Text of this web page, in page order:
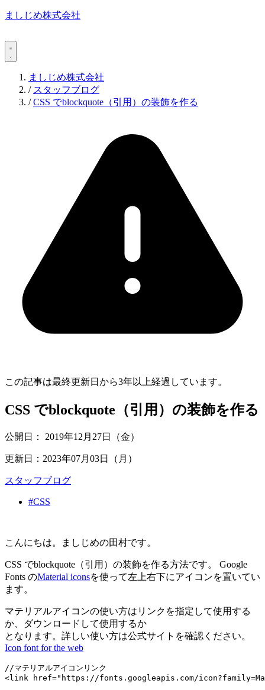
ましじめ株式会社
ましじめ株式会社
/ スタッフブログ
/ CSS でblockquote（引用）の装飾を作る
この記事は最終更新日から3年以上経過しています。
CSS でblockquote（引用）の装飾を作る
公開日： 2019年12月27日（金）
更新日： 2023年07月03日（月）
スタッフブログ
#CSS
こんにちは。ましじめの田村です。
CSS でblockquote（引用）の装飾を作る方法です。 Google
Fonts のMaterial iconsを使って左上右下にアイコンを置いてい
ます。
マテリアルアイコンの使い方はリンクを指定して使用する
か、ダウンロードして使用するか
となります。詳しい使い方は公式サイトを確認ください。
Icon font for the web
//マテリアルアイコンリンク
<link href="https://fonts.googleapis.com/